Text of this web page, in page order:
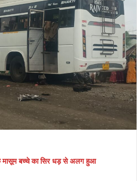
मासूम बच्चे का सिर धड़ से अलग हुआ